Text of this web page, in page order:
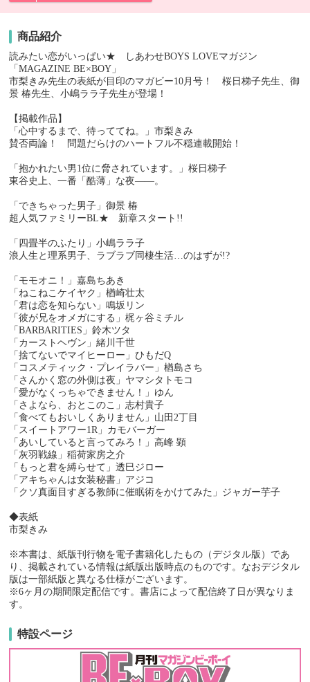
商品紹介
読みたい恋がいっぱい★ しあわせBOYS LOVEマガジン
「MAGAZINE BE×BOY」
市梨きみ先生の表紙が目印のマガビー10月号！ 桜日梯子先生、御
景 椿先生、小嶋ララ子先生が登場！
【掲載作品】
「心中するまで、待っててね。」市梨きみ
賛否両論！ 問題だらけのハートフル不穏連載開始！
「抱かれたい男1位に脅されています。」桜日梯子
東谷史上、一番「酷薄」な夜――。
「できちゃった男子」御景 椿
超人気ファミリーBL★ 新章スタート!!
「四畳半のふたり」小嶋ララ子
浪人生と理系男子、ラブラブ同棲生活…のはずが!?
「モモオニ！」嘉島ちあき
「ねこねこケイヤク」楢崎壮太
「君は恋を知らない」鳴坂リン
「彼が兄をオメガにする」梶ヶ谷ミチル
「BARBARITIES」鈴木ツタ
「カーストヘヴン」緒川千世
「捨てないでマイヒーロー」ひもだQ
「コスメティック・プレイラバー」楢島さち
「さんかく窓の外側は夜」ヤマシタトモコ
「愛がなくっちゃできません！」ゆん
「さよなら、おとこのこ」志村貴子
「食べてもおいしくありません」山田2丁目
「スイートアワー1R」カモバーガー
「あいしていると言ってみろ！」高峰 顕
「灰羽戦線」稲荷家房之介
「もっと君を縛らせて」透巳ジロー
「アキちゃんは女装秘書」アジコ
「クソ真面目すぎる教師に催眠術をかけてみた」ジャガー芋子
◆表紙
市梨きみ
※本書は、紙版刊行物を電子書籍化したもの（デジタル版）であ
り、掲載されている情報は紙版出版時点のものです。なおデジタル
版は一部紙版と異なる仕様がございます。
※6ヶ月の期間限定配信です。書店によって配信終了日が異なりま
す。
特設ページ